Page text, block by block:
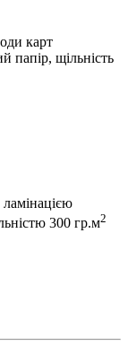
карт
папір, щільність
300 гр.м2